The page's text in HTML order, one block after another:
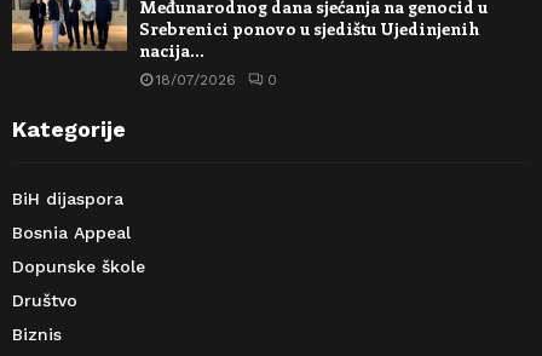
Međunarodnog dana sjećanja na genocid u
Srebrenici ponovo u sjedištu Ujedinjenih
nacija…
18/07/2026 0
Kategorije
BiH dijaspora
Bosnia Appeal
Dopunske škole
Društvo
Biznis